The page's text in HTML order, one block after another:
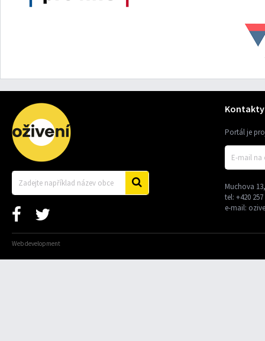
Kontakty
Portál je
Muchova
tel: +420
e-mail:
Web development